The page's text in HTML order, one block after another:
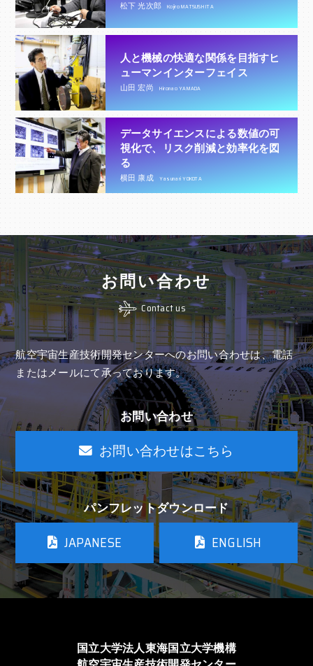
松下 光次郎 Kojiro MATSUSHITA
人と機械の快適な関係を目指すヒ
ューマンインターフェイス
山田 宏尚 Hironao YAMADA
データサイエンスによる数値の可
視化で、リスク削減と効率化を図
る
横田 康成 Yasunari YOKOTA
お問い合わせ
Contact us
航空宇宙生産技術開発センターへのお問い合わせは、電話
またはメールにて承っております。
お問い合わせ
お問い合わせはこちら
パンフレットダウンロード
JAPANESE ENGLISH
国立大学法人東海国立大学機構